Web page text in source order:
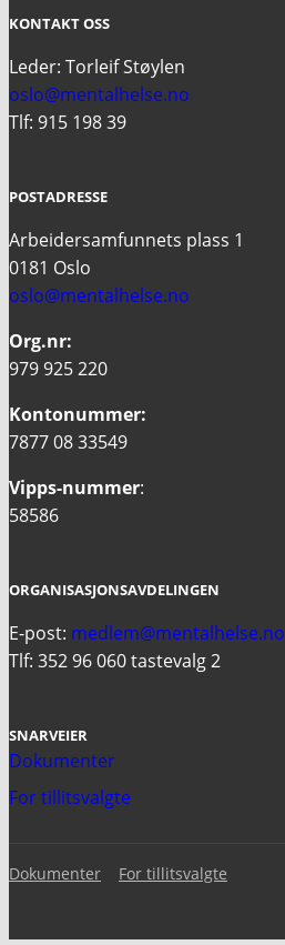
KONTAKT OSS
Leder: Torleif Støylen
oslo@mentalhelse.no
Tlf: 915 198 39
POSTADRESSE
Arbeidersamfunnets plass 1
0181 Oslo
oslo@mentalhelse.no
Org.nr:
979 925 220
Kontonummer:
7877 08 33549
Vipps-nummer:
58586
ORGANISASJONSAVDELINGEN
E-post: medlem@mentalhelse.no
Tlf: 352 96 060 tastevalg 2
SNARVEIER
Dokumenter
For tillitsvalgte
Dokumenter For tillitsvalgte